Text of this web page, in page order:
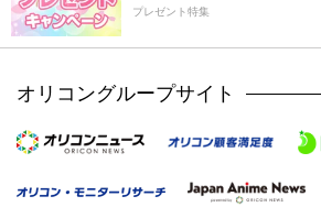
プレゼント特集
オリコングループサイト